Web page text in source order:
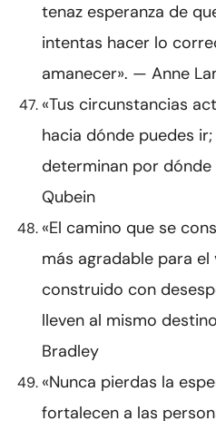
tenaz esperanza de
intentas hacer lo
amanecer». — Anne
«Tus circunstancias
hacia dónde puedes
determinan por
Qubein
«El camino que se
más agradable para
construido con
lleven al mismo
Bradley
«Nunca pierdas la
fortalecen a las